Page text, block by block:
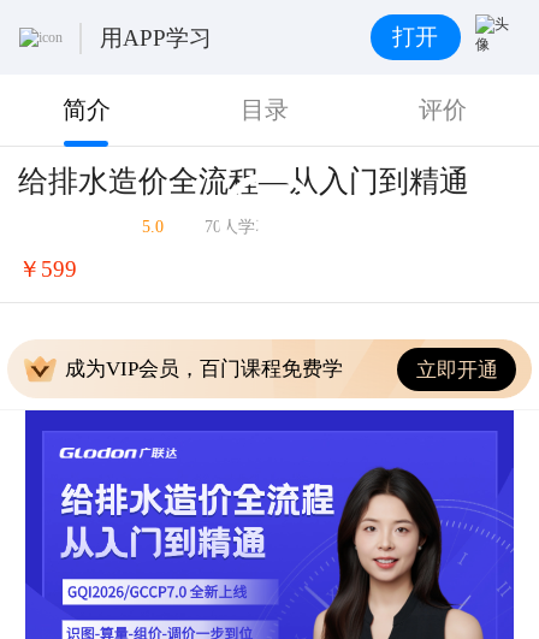
用APP学习 打开
简介 目录 评价
给排水造价全流程—从入门到精通
5.0 70人学习
￥599
成为VIP会员，百门课程免费学 立即开通